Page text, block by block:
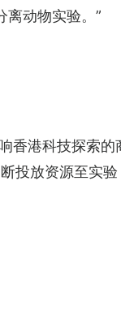
离动物实验。”
香港科技探索
投放资源至实